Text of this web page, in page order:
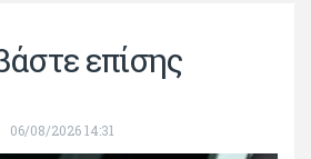
επίσης
06/08/2026 14:31